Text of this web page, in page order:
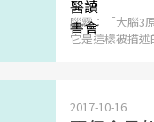
腦霧：「大腦3
它是這樣被描述
2017-10-16